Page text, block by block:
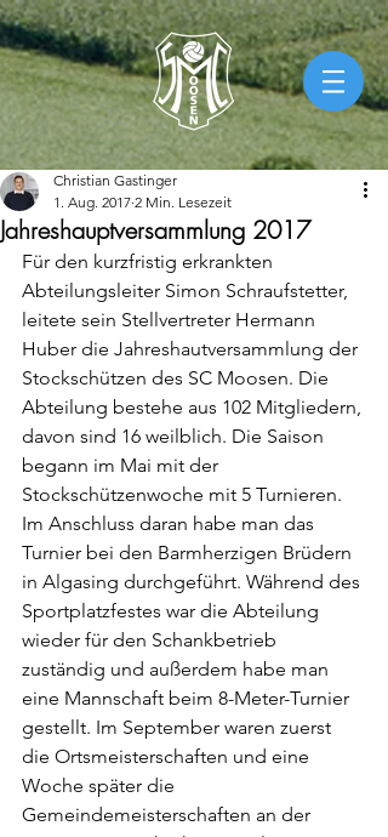
Jahreshauptversammlung 2017
Christian Gastinger
1. Aug. 2017 2 Min. Lesezeit
Für den kurzfristig erkrankten
Abteilungsleiter Simon Schraufstetter,
leitete sein Stellvertreter Hermann
Huber die Jahreshautversammlung der
Stockschützen des SC Moosen. Die
Abteilung bestehe aus 102 Mitgliedern,
davon sind 16 weilblich. Die Saison
begann im Mai mit der
Stockschützenwoche mit 5 Turnieren.
Im Anschluss daran habe man das
Turnier bei den Barmherzigen Brüdern
in Algasing durchgeführt. Während des
Sportplatzfestes war die Abteilung
wieder für den Schankbetrieb
zuständig und außerdem habe man
eine Mannschaft beim 8-Meter-Turnier
gestellt. Im September waren zuerst
die Ortsmeisterschaften und eine
Woche später die
Gemeindemeisterschaften an der